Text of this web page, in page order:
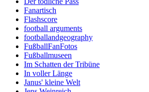
Fanartisch
Flashscore
football arguments
footballandgeography
FußballFanFotos
Fußballmuseen
Im Schatten der Tribüne
In voller Länge
Janus' kleine Welt